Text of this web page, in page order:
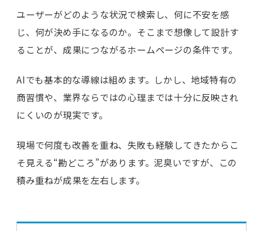
ユーザーがどのような状況で検索し、何に不安を感
じ、何が決め手になるのか。そこまで想像して設計す
ることが、成果につながるホームページの条件です。
AIでも基本的な導線は組めます。しかし、地域特有の
商習慣や、業界ならではの心理までは十分に反映され
にくいのが現実です。
現場で何度も改善を重ね、失敗も経験してきたからこ
そ見える“勘どころ”があります。泥臭いですが、この
積み重ねが成果を左右します。